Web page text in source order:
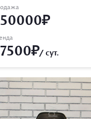
/ сут.